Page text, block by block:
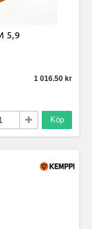
5,9
1 016.50
Köp